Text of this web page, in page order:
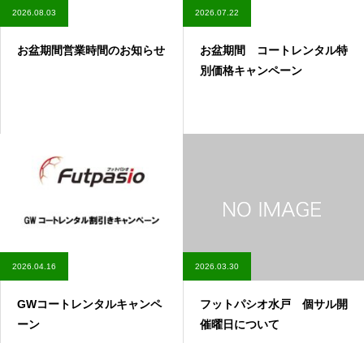
2026.08.03
お盆期間営業時間のお知らせ
2026.07.22
お盆期間 コートレンタル特
別価格キャンペーン
2026.04.16
GWコートレンタルキャンペ
ーン
2026.03.30
フットパシオ水戸 個サル開
催曜日について